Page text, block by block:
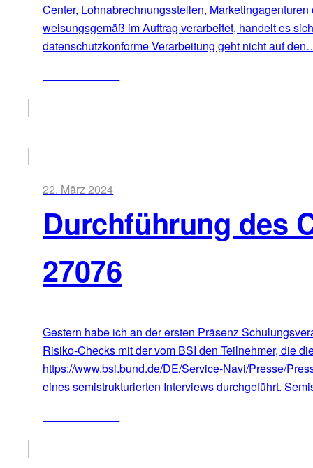
Center, Lohnabrechnungsstellen,
weisungsgemäß im Auftrag verarbeitet, handelt es
datenschutzkonforme Verarbeitung geht nicht auf
22. März 2024
Durchführung des
27076
Gestern habe ich an der ersten Präsenz
Risiko-Checks mit der vom BSI den Teilnehmer, die
https://www.bsi.bund.de/DE/Service-Navi/Presse/
eines semistrukturierten Interviews durchgeführt.